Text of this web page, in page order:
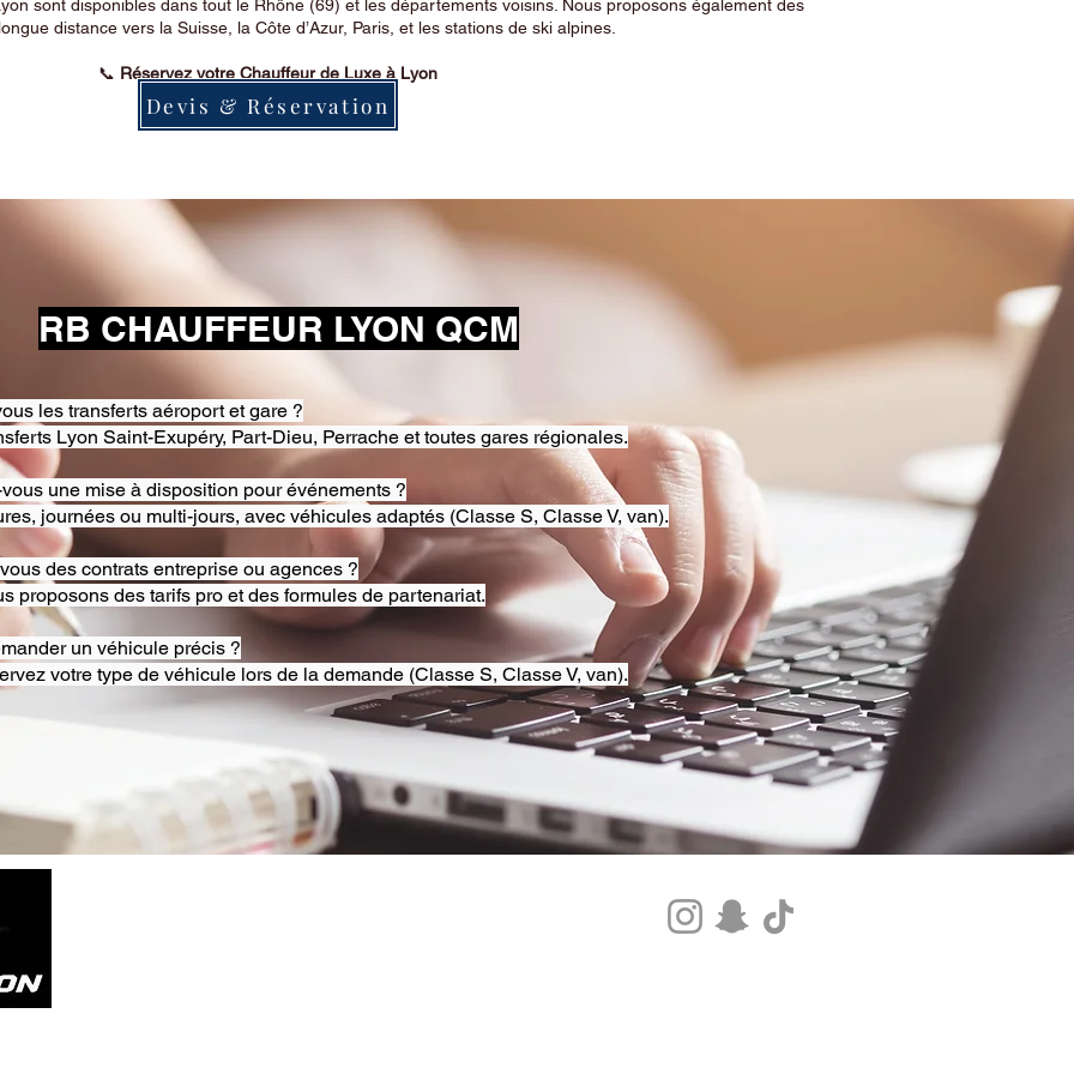
sont disponibles dans tout le Rhône (69) et les départements voisins. Nous proposons également des
distance vers la Suisse, la Côte d’Azur, Paris, et les stations de ski alpines.
📞 Réservez votre Chauffeur de Luxe à Lyon
Devis & Réservation
RB CHAUFFEUR LYON QCM
les transferts aéroport et gare ?
Lyon Saint-Exupéry, Part-Dieu, Perrache et toutes gares régionales.
une mise à disposition pour événements ?
journées ou multi-jours, avec véhicules adaptés (Classe S, Classe V, van).
des contrats entreprise ou agences ?
proposons des tarifs pro et des formules de partenariat.
un véhicule précis ?
votre type de véhicule lors de la demande (Classe S, Classe V, van).